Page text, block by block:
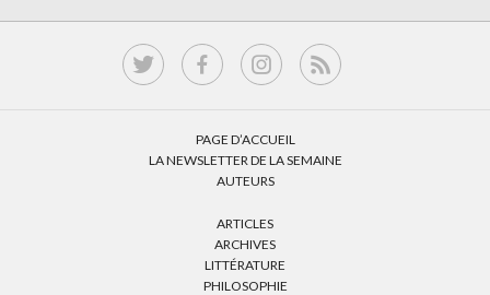
PAGE D’ACCUEIL
LA NEWSLETTER DE LA SEMAINE
AUTEURS
ARTICLES
ARCHIVES
LITTÉRATURE
PHILOSOPHIE